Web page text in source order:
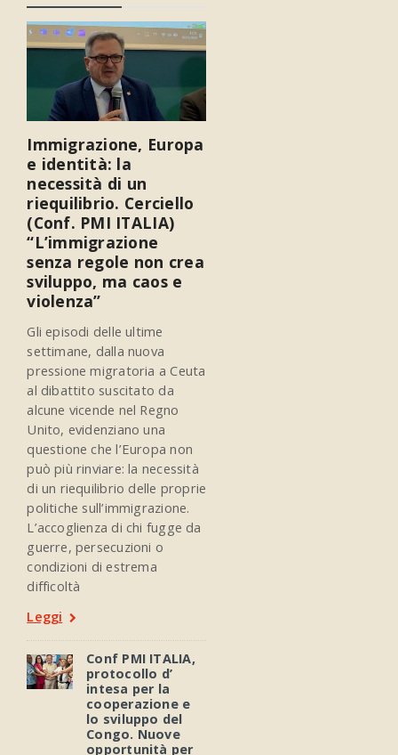
Immigrazione, Europa
e identità: la
necessità di un
riequilibrio. Cerciello
(Conf. PMI ITALIA)
“L’immigrazione
senza regole non crea
sviluppo, ma caos e
violenza”
Gli episodi delle ultime
settimane, dalla nuova
pressione migratoria a Ceuta
al dibattito suscitato da
alcune vicende nel Regno
Unito, evidenziano una
questione che l’Europa non
può più rinviare: la necessità
di un riequilibrio delle proprie
politiche sull’immigrazione.
L’accoglienza di chi fugge da
guerre, persecuzioni o
condizioni di estrema
difficoltà
Leggi
Conf PMI ITALIA,
protocollo d’
intesa per la
cooperazione e
lo sviluppo del
Congo. Nuove
opportunità per